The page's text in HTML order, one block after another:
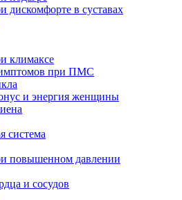
дискомфорте в суставах
климаксе
при ПМС
и энергия женщины
система
повышенном давлении
и сосудов